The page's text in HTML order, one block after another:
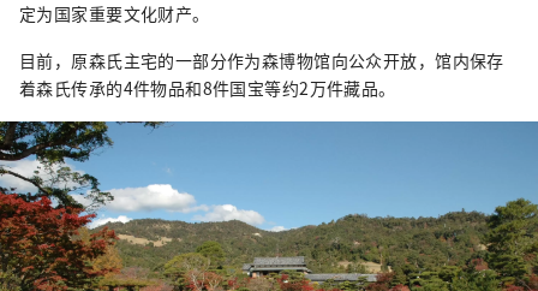
定为国家重要文化财产。
目前，原森氏主宅的一部分作为森博物馆向公众开放，馆内保存
着森氏传承的4件物品和8件国宝等约2万件藏品。